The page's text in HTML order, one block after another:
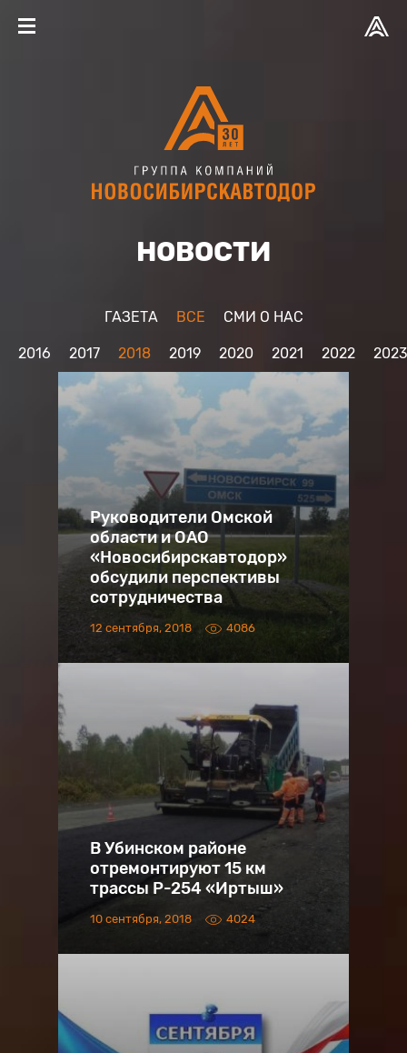
НОВОСТИ
ГАЗЕТА ВСЕ CМИ О НАС
2016 2017 2018 2019 2020 2021 2022 2023
Руководители Омской
области и ОАО
«Новосибирскавтодор»
обсудили перспективы
сотрудничества
12 сентября, 2018 4086
В Убинском районе
отремонтируют 15 км
трассы Р-254 «Иртыш»
10 сентября, 2018 4024